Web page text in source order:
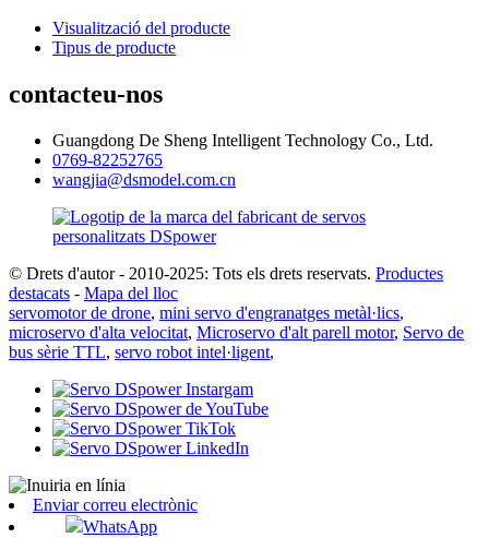
Visualització del producte
Tipus de producte
contacteu-nos
Guangdong De Sheng Intelligent Technology Co., Ltd.
0769-82252765
wangjia@dsmodel.com.cn
© Drets d'autor - 2010-2025: Tots els drets reservats. Productes
destacats - Mapa del lloc
servomotor de drone, mini servo d'engranatges metàl·lics,
microservo d'alta velocitat, Microservo d'alt parell motor, Servo de
bus sèrie TTL, servo robot intel·ligent,
Enviar correu electrònic
WhatsApp